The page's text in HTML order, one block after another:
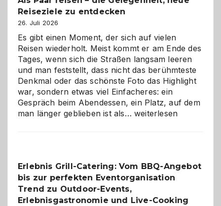
Reiseziele zu entdecken
26. Juli 2026
Es gibt einen Moment, der sich auf vielen
Reisen wiederholt. Meist kommt er am Ende des
Tages, wenn sich die Straßen langsam leeren
und man feststellt, dass nicht das berühmteste
Denkmal oder das schönste Foto das Highlight
war, sondern etwas viel Einfacheres: ein
Gespräch beim Abendessen, ein Platz, auf dem
man länger geblieben ist als… Als
Gelegenheit,
neue
zu
weiterlesen
Erlebnis Grill-Catering: Vom BBQ-Angebot
bis zur perfekten Eventorganisation
Trend zu Outdoor-Events,
Erlebnisgastronomie und Live-Cooking